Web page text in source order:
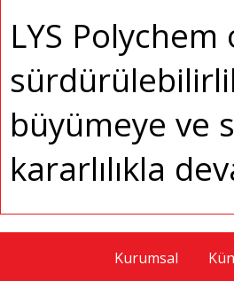
LYS
büyümeye ve
kararlılıkla
Kurumsal